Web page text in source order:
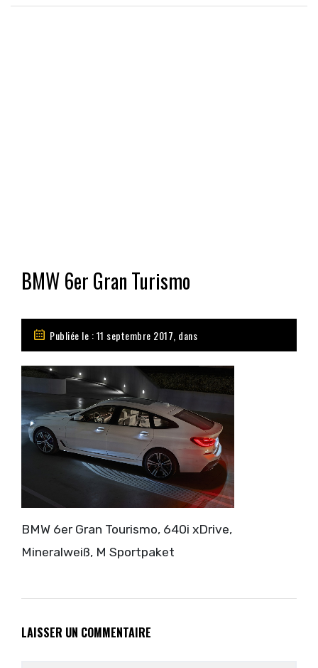
BMW 6er Gran Turismo
Publiée le : 11 septembre 2017, dans
BMW 6er Gran Tourismo, 640i xDrive,
Mineralweiß, M Sportpaket
LAISSER UN COMMENTAIRE